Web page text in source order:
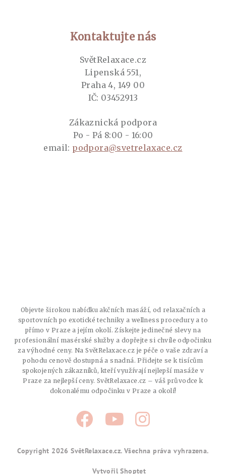
Kontaktujte nás
SvětRelaxace.cz
Lipenská 551,
Praha 4, 149 00
IČ: 03452913
Zákaznická podpora
Po - Pá 8:00 - 16:00
email: podpora@svetrelaxace.cz
Objevte širokou nabídku akčních masáží, od relaxačních a
sportovních po exotické techniky a wellness procedury a to
přímo v Praze a jejím okolí. Získejte jedinečné slevy na
profesionální masérské služby a dopřejte si chvíle odpočinku
za výhodné ceny. Na SvětRelaxace.cz je péče o vaše zdraví a
pohodu cenově dostupná a snadná. Přidejte se k tisícům
spokojených zákazníků, kteří využívají nejlepší masáže v
Praze za nejlepší ceny. SvětRelaxace.cz – váš průvodce k
dokonalému odpočinku v Praze a okolí!
Copyright 2026SvětRelaxace.cz. Všechna práva vyhrazena.
Vytvořil Shoptet